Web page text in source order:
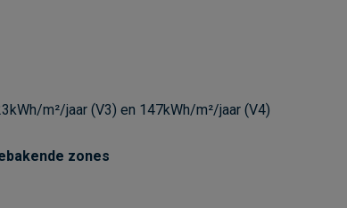
m²/jaar (V3) en 147kWh/m²/jaar (V4)
zones